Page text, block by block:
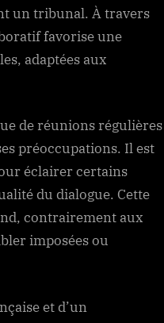
un tribunal. À travers
favorise une
adaptées aux
de réunions régulières
préoccupations. Il est
éclairer certains
du dialogue. Cette
contrairement aux
imposées ou
et d’un